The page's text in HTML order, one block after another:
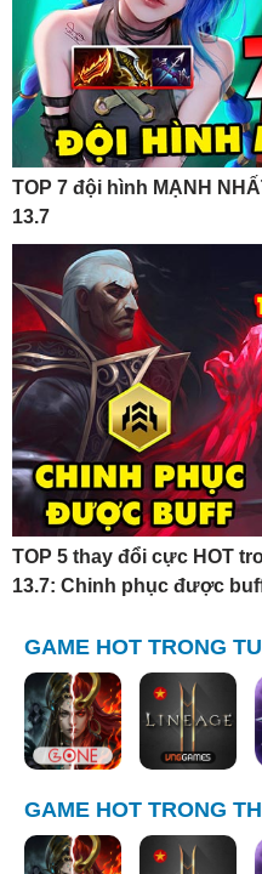
TOP 7 đội hình MẠNH
13.7
TOP 5 thay đổi cực HOT
13.7: Chinh phục được
GAME HOT TRONG
GAME HOT TRONG